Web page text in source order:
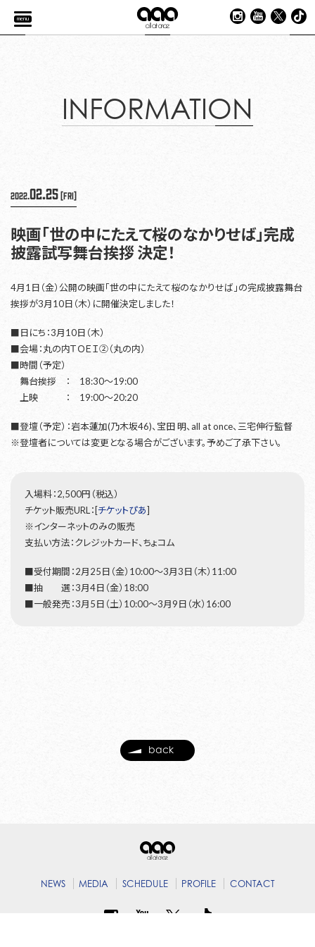
menu
INFORMATION
2022.02.25[Fri]
映画「世の中にたえて桜のなかりせば」完成
披露試写舞台挨拶 決定！
4月1日（金）公開の映画「世の中にたえて桜のなかりせば」の完成披露舞台
挨拶が3月10日（木）に開催決定しました！
■日にち：3月10日（木）
■会場：丸の内ＴＯＥＩ②（丸の内）
■時間（予定）
舞台挨拶 ： 18:30～19:00
上映 ： 19:00～20:20
■登壇（予定）：岩本蓮加(乃木坂46)、宝田 明、all at once、三宅伸行監督
※登壇者については変更となる場合がございます。予めご了承下さい。
入場料：2,500円（税込）
チケット販売URL：[チケットぴあ]
※インターネットのみの販売
支払い方法：クレジットカード、ちょコム
■受付期間：2月25日（金）10:00～3月3日（木）11:00
■抽 選：3月4日（金）18:00
■一般発売：3月5日（土）10:00～3月9日（水）16:00
back
NEWS MEDIA SCHEDULE PROFILE CONTACT